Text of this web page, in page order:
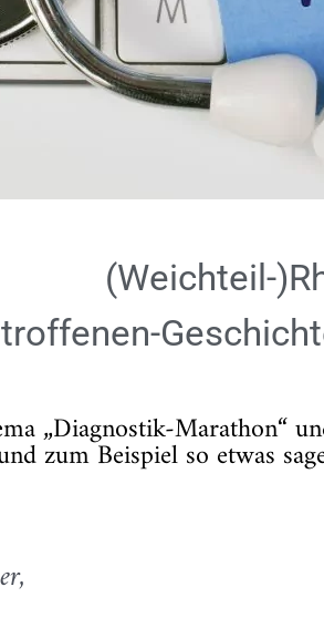
(Weichteil-
„Diagnostik-Marathon“
zum Beispiel so etwas